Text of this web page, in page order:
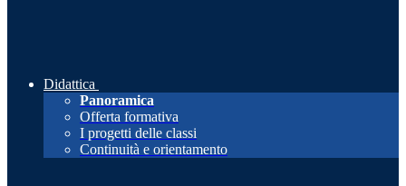
Didattica
Panoramica
Offerta formativa
I progetti delle classi
Continuità e orientamento